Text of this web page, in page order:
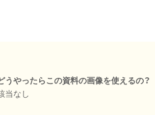
うやったらこの資料の画像を使えるの？
当なし